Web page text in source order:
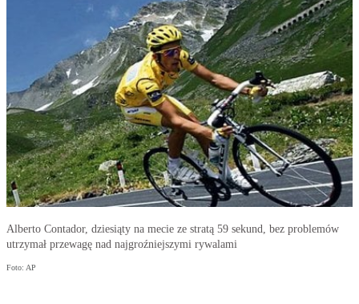
Alberto Contador, dziesiąty na mecie ze stratą 59 sekund, bez problemów
utrzymał przewagę nad najgroźniejszymi rywalami
Foto: AP